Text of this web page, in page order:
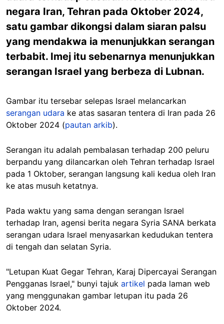
negara Iran, Tehran pada Oktober 2024,
satu gambar dikongsi dalam siaran palsu
yang mendakwa ia menunjukkan serangan
terbabit. Imej itu sebenarnya menunjukkan
serangan Israel yang berbeza di Lubnan.
Gambar itu tersebar selepas Israel melancarkan
serangan udara ke atas sasaran tentera di Iran pada 26
Oktober 2024 (pautan arkib).
Serangan itu adalah pembalasan terhadap 200 peluru
berpandu yang dilancarkan oleh Tehran terhadap Israel
pada 1 Oktober, serangan langsung kali kedua oleh Iran
ke atas musuh ketatnya.
Pada waktu yang sama dengan serangan Israel
terhadap Iran, agensi berita negara Syria SANA berkata
serangan udara Israel menyasarkan kedudukan tentera
di tengah dan selatan Syria.
"Letupan Kuat Gegar Tehran, Karaj Dipercayai Serangan
Pengganas Israel," bunyi tajuk artikel pada laman web
yang menggunakan gambar letupan itu pada 26
Oktober 2024.